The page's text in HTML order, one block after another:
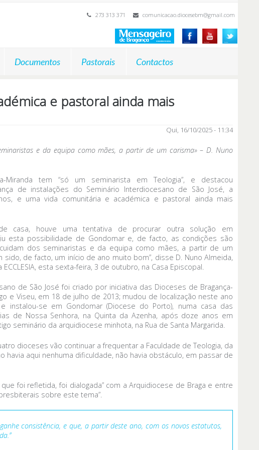
273 313 371 comunicacao.diocesebm@gmail.com
Documentos Pastorais Contactos
e pastoral ainda mais
Qui, 16/10/2025 - 11:34
e da equipa como mães, a partir de um carisma» – D. Nuno
Miranda tem “só um seminarista em Teologia”, e destacou
de instalações do Seminário Interdiocesano de São José, a
e uma vida comunitária e académica e pastoral ainda mais
casa, houve uma tentativa de procurar outra solução em
esta possibilidade de Gondomar e, de facto, as condições são
dos seminaristas e da equipa como mães, a partir de um
de facto, um início de ano muito bom”, disse D. Nuno Almeida,
esta sexta-feira, 3 de outubro, na Casa Episcopal.
de São José foi criado por iniciativa das Dioceses de Bragança-
e Viseu, em 18 de julho de 2013; mudou de localização neste ano
e instalou-se em Gondomar (Diocese do Porto), numa casa das
de Nossa Senhora, na Quinta da Azenha, após doze anos em
seminário da arquidiocese minhota, na Rua de Santa Margarida.
dioceses vão continuar a frequentar a Faculdade de Teologia, da
havia aqui nenhuma dificuldade, não havia obstáculo, em passar de
foi refletida, foi dialogada” com a Arquidiocese de Braga e entre
sobre este tema”.
consistência, e que, a partir deste ano, com os novos estatutos,